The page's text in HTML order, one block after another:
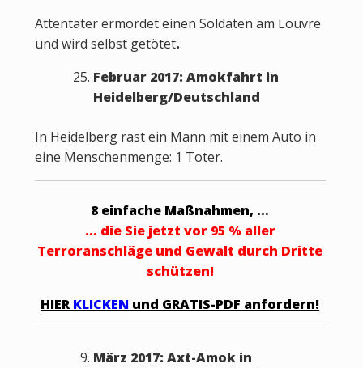
Attentäter ermordet einen Soldaten am Louvre
und wird selbst getötet.
Februar 2017: Amokfahrt in
Heidelberg/Deutschland
In Heidelberg rast ein Mann mit einem Auto in
eine Menschenmenge: 1 Toter.
8 einfache Maßnahmen, …
… die Sie jetzt vor 95 % aller
Terroranschläge und Gewalt durch Dritte
schützen!
HIERKLICKEN und GRATIS-PDF anfordern!
März 2017: Axt-Amok in